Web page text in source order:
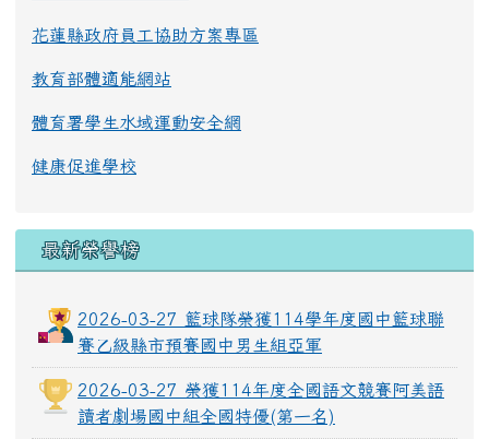
花蓮縣政府員工協助方案專區
教育部體適能網站
體育署學生水域運動安全網
健康促進學校
最新榮譽榜
2026-03-27 籃球隊榮獲114學年度國中籃球聯
賽乙級縣市預賽國中男生組亞軍
2026-03-27 榮獲114年度全國語文競賽阿美語
讀者劇場國中組全國特優(第一名)